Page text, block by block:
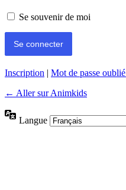
Se souvenir de moi
Inscription | Mot de passe
← Aller sur Animkids
Langue